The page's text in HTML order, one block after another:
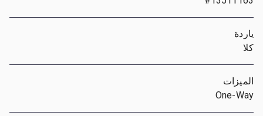
ياردة
كلا
الميزات
One-Way